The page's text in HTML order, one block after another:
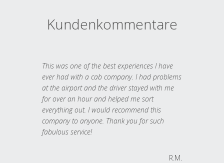
Kundenkommentare
This was one of the best experiences I have
ever had with a cab company. I had problems
at the airport and the driver stayed with me
for over an hour and helped me sort
everything out. I would recommend this
company to anyone. Thank you for such
fabulous service!
R.M.